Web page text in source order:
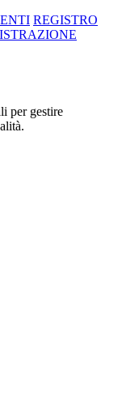
REGISTRO
per gestire